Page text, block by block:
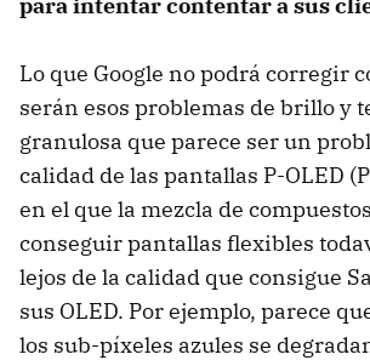
Lo que Google no podrá corregir
serán esos problemas de brillo y
granulosa que parece ser un
calidad de las pantallas P-OLED
en el que la mezcla de
conseguir pantallas flexibles
lejos de la calidad que consigue
sus OLED. Por ejemplo, parece
los sub-píxeles azules se